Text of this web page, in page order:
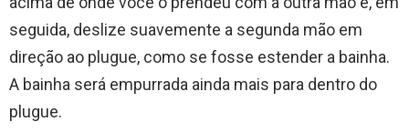
seguida, deslize suavemente a segunda mão em
direção ao plugue, como se fosse estender a bainha.
A bainha será empurrada ainda mais para dentro do
plugue.